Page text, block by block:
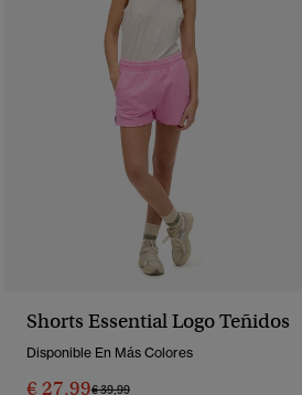
Shorts Essential Logo Teñidos
Disponible En Más Colores
€ 27,99Precio Rebajado De
€ 39,99A